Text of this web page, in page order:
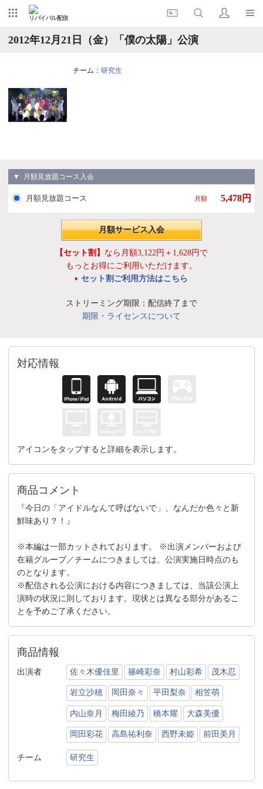
リバイバル配信
2012年12月21日（金）「僕の太陽」公演
チーム： 研究生
▼ 月額見放題コース入会
月額見放題コース 月額 5,478円
月額サービス入会
【セット割】 なら月額3,122円＋1,628円で
もっとお得にご利用いただけます。
セット割ご利用方法はこちら
ストリーミング期限：配信終了まで
期限・ライセンスについて
対応情報
アイコンをタップすると詳細を表示します。
商品コメント
『今日の「アイドルなんて呼ばないで」、なんだか色々と新
鮮味あり？！』
※本編は一部カットされております。 ※出演メンバーおよび
在籍グループ／チームにつきましては、公演実施日時点のも
のとなります。
※配信される公演における内容につきましては、当該公演上
演時の状況に則しております。現状とは異なる部分があるこ
とを予めご了承ください。
商品情報
出演者 佐々木優佳里 篠崎彩奈 村山彩希 茂木忍
岩立沙穂 岡田奈々 平田梨奈 相笠萌
内山奈月 梅田綾乃 橋本耀 大森美優
岡田彩花 高島祐利奈 西野未姫 前田美月
チーム 研究生